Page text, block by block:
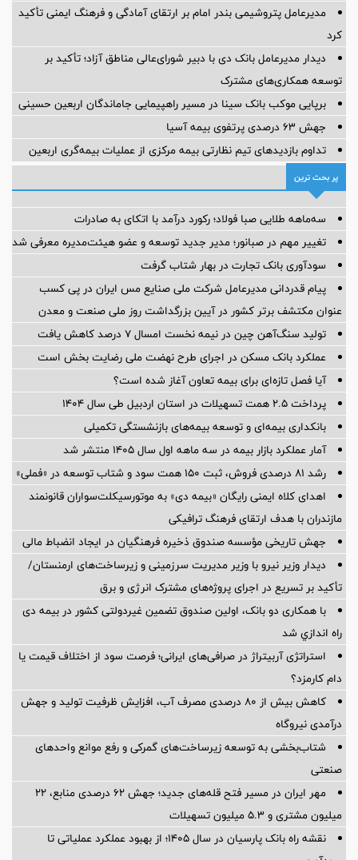
مدیرعامل پتروشیمی بندر امام بر ارتقای آمادگی و فرهنگ ایمنی تأکید
کرد
دیدار مدیرعامل بانک دی با دبیر شورای‌عالی مناطق آزاد؛ تأکید بر
توسعه همکاری‌های مشترک
برپایی موکب بانک سینا در مسیر راهپیمایی جاماندگان اربعین حسینی
جهش ۶۳ درصدی پرتفوی بیمه آسیا
تداوم بازدیدهای تیم نظارتی بیمه مرکزی از عملیات بیمه‌گری اربعین
پر بحث ترین
سه‌ماهه طلایی صبا فولاد؛ رکورد درآمد با اتکای به صادرات
تغییر مهم در صبانور؛ مدیر جدید توسعه و عضو هیئت‌مدیره معرفی شد
سودآوری بانک تجارت در بهار شتاب گرفت
پیام قدردانی مدیرعامل شرکت ملی صنایع مس ایران در پی کسب
عنوان مکتشف برتر کشور در آیین بزرگداشت روز ملی صنعت و معدن
تولید سنگ‌آهن چین در نیمه نخست امسال ۷ درصد کاهش یافت
عملکرد بانک مسکن در اجرای طرح نهضت ملی رضایت بخش است
آیا فصل تازه‌ای برای بیمه تعاون آغاز شده است؟
پرداخت ۲.۵ همت تسهیلات در استان اردبیل طی سال ۱۴۰۴
بانکداری بیمه‌ای و توسعه بیمه‌های بازنشستگی تکمیلی
آمار عملكرد بازار بیمه در سه ماهه اول سال 1405 منتشر شد
رشد ۸۱ درصدی فروش، ثبت ۱۵۰ همت سود و شتاب توسعه در «فملی»
اهدای کلاه ایمنی رایگان «بیمه دی» به موتورسیکلت‌سواران قانونمند
مازندران با هدف ارتقای فرهنگ ترافیکی
جهش تاریخی مؤسسه صندوق ذخیره فرهنگیان در ایجاد انضباط مالی
دیدار وزیر نیرو با وزیر مدیریت سرزمینی و زیرساخت‌های ارمنستان/
تأکید بر تسریع در اجرای پروژه‌های مشترک انرژی و برق
با همکاری دو بانک، اولین صندوق تضمین غیردولتی کشور در بیمه دی
راه اندازي شد
استراتژی آربیتراژ در صرافی‌های ایرانی؛ فرصت سود از اختلاف قیمت یا
دام کارمزد؟
کاهش بیش از ۸۰ درصدی مصرف آب، افزایش ظرفیت تولید و جهش
درآمدی نیروگاه
شتاب‌بخشی به توسعه زیرساخت‌های گمركی و رفع موانع واحدهای
صنعتی
مهر ایران در مسیر فتح قله‌های جدید؛ جهش ۶۲ درصدی منابع، ۲۲
میلیون مشتری و ۵.۳ میلیون تسهیلات
نقشه راه بانک پارسیان در سال ۱۴۰۵؛ از بهبود عملکرد عملیاتی تا